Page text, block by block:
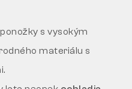
s vysokým
materiálu s